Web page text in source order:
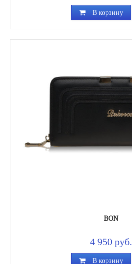
В корзину
BON
4 950 руб.
В корзину